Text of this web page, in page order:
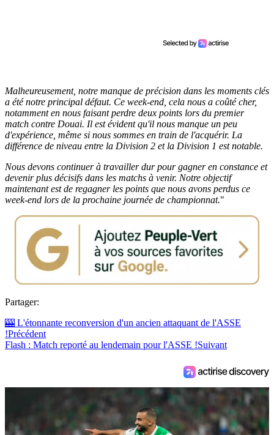
Malheureusement, notre manque de précision dans les moments clés
a été notre principal défaut. Ce week-end, cela nous a coûté cher,
notamment en nous faisant perdre deux points lors du premier
match contre Douai. Il est évident qu'il nous manque un peu
d'expérience, même si nous sommes en train de l'acquérir. La
différence de niveau entre la Division 2 et la Division 1 est notable.
Nous devons continuer à travailler dur pour gagner en constance et
devenir plus décisifs dans les matchs à venir. Notre objectif
maintenant est de regagner les points que nous avons perdus ce
week-end lors de la prochaine journée de championnat."
Partager:
🎰 L'étonnante reconversion d'un ancien attaquant de l'ASSE
!Précédent
Flash : Match reporté au lendemain pour l'ASSE !Suivant